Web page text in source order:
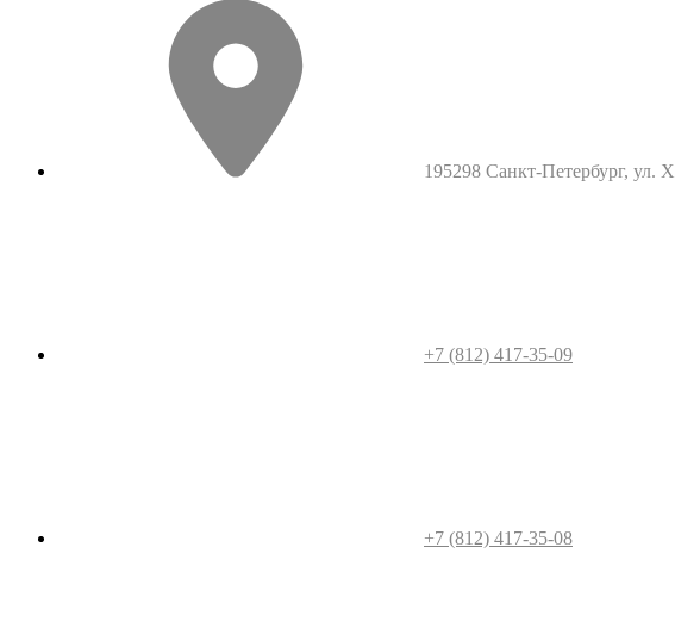
195298 Санкт-Петербург, ул.
+7 (812) 417-35-09
+7 (812) 417-35-08